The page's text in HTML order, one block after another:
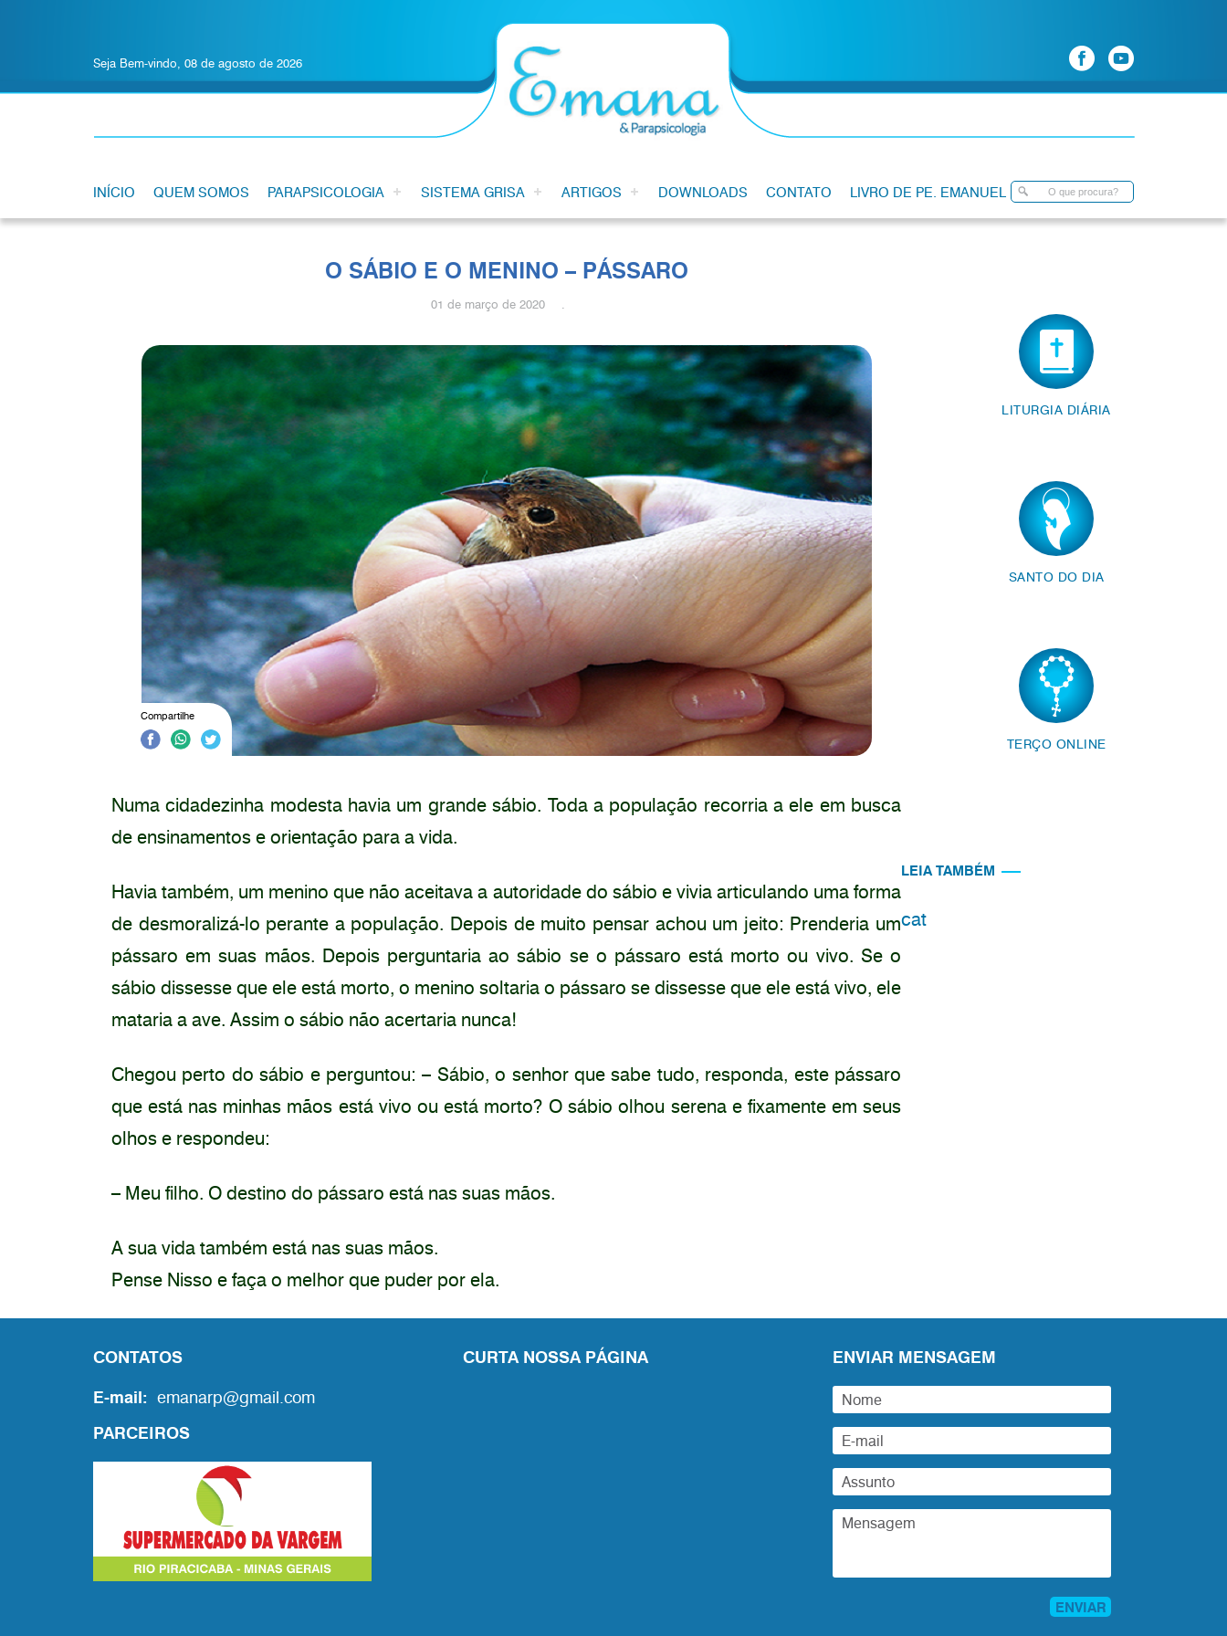
Seja Bem-vindo, 08 de agosto de 2026
INÍCIO QUEM SOMOS PARAPSICOLOGIA SISTEMA GRISA ARTIGOS DOWNLOADS CONTATO LIVRO DE PE. EMANUEL
O SÁBIO E O MENINO – PÁSSARO
01 de março de 2020 .
Compartilhe
Numa cidadezinha modesta havia um grande sábio. Toda a população recorria a ele em busca
de ensinamentos e orientação para a vida.
Havia também, um menino que não aceitava a autoridade do sábio e vivia articulando uma forma
de desmoralizá-lo perante a população. Depois de muito pensar achou um jeito: Prenderia um
pássaro em suas mãos. Depois perguntaria ao sábio se o pássaro está morto ou vivo. Se o
sábio dissesse que ele está morto, o menino soltaria o pássaro se dissesse que ele está vivo, ele
mataria a ave. Assim o sábio não acertaria nunca!
Chegou perto do sábio e perguntou: – Sábio, o senhor que sabe tudo, responda, este pássaro
que está nas minhas mãos está vivo ou está morto? O sábio olhou serena e fixamente em seus
olhos e respondeu:
– Meu filho. O destino do pássaro está nas suas mãos.
A sua vida também está nas suas mãos.
Pense Nisso e faça o melhor que puder por ela.
LITURGIA DIÁRIA
SANTO DO DIA
TERÇO ONLINE
LEIA TAMBÉM
cat
CONTATOS
E-mail: emanarp@gmail.com
PARCEIROS
CURTA NOSSA PÁGINA ENVIAR MENSAGEM